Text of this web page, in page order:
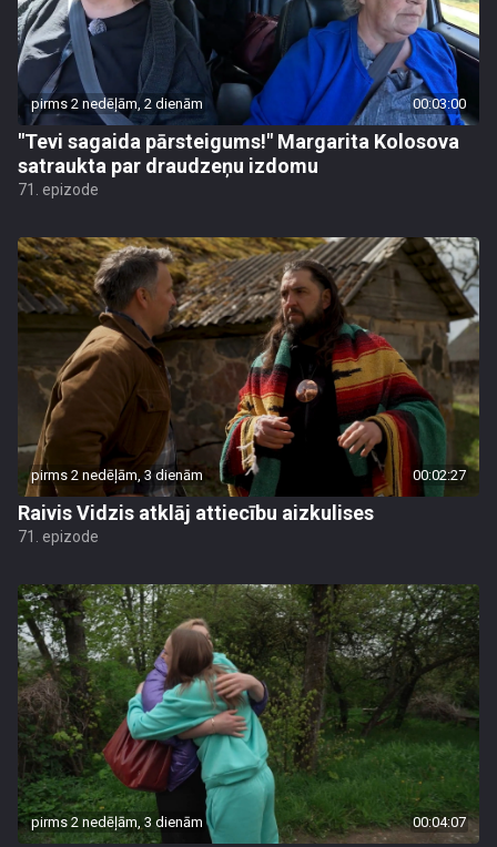
pirms 2 nedēļām, 2 dienām 00:03:00
"Tevi sagaida pārsteigums!" Margarita Kolosova
satraukta par draudzeņu izdomu
71. epizode
pirms 2 nedēļām, 3 dienām 00:02:27
Raivis Vidzis atklāj attiecību aizkulises
71. epizode
pirms 2 nedēļām, 3 dienām 00:04:07